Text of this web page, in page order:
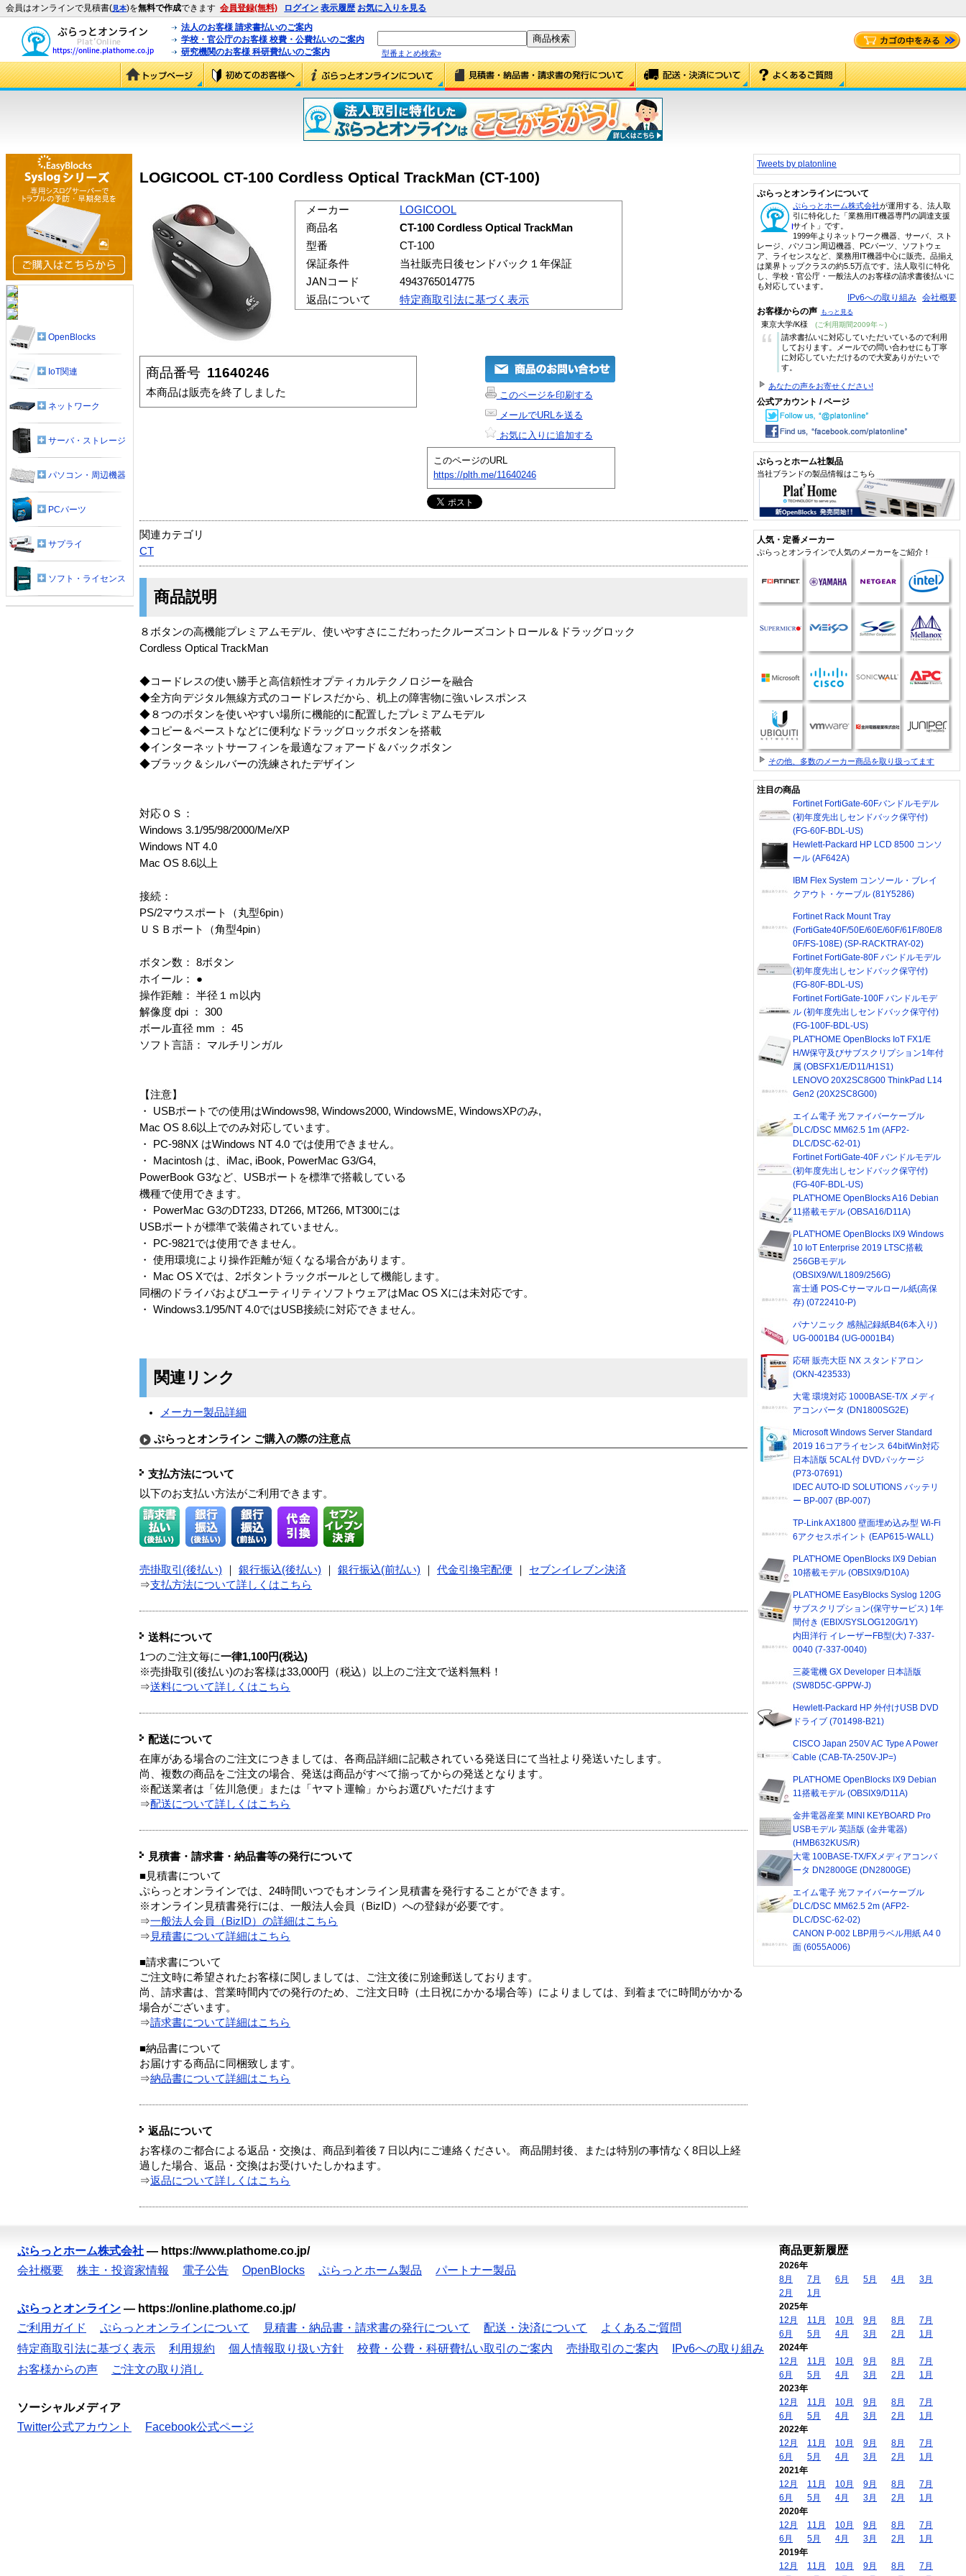
会員はオンラインで見積書(見本)を無料で作成できます 会員登録(無料) ログイン 表示履歴 お気に入りを見る
法人のお客様 請求書払いのご案内
学校・官公庁のお客様 校費・公費払いのご案内
研究機関のお客様 科研費払いのご案内
型番まとめ検索»
LOGICOOL CT-100 Cordless Optical TrackMan (CT-100)
メーカー
LOGICOOL
商品名
CT-100 Cordless Optical TrackMan
型番
CT-100
保証条件
当社販売日後センドバック１年保証
JANコード
4943765014775
返品について
特定商取引法に基づく表示
商品番号 11640246
本商品は販売を終了しました
このページを印刷する
メールでURLを送る
お気に入りに追加する
このページのURL
https://plth.me/11640246
関連カテゴリ
CT
商品説明
８ボタンの高機能プレミアムモデル、使いやすさにこだわったクルーズコントロール＆ドラッグロック
Cordless Optical TrackMan
◆コードレスの使い勝手と高信頼性オプティカルテクノロジーを融合
◆全方向デジタル無線方式のコードレスだから、机上の障害物に強いレスポンス
◆８つのボタンを使いやすい場所に機能的に配置したプレミアムモデル
◆コピー＆ペーストなどに便利なドラッグロックボタンを搭載
◆インターネットサーフィンを最適なフォアード＆バックボタン
◆ブラック＆シルバーの洗練されたデザイン
対応ＯＳ：
Windows 3.1/95/98/2000/Me/XP
Windows NT 4.0
Mac OS 8.6以上
接続：
PS/2マウスポート（丸型6pin）
ＵＳＢポート（角型4pin）
ボタン数： 8ボタン
ホイール： ●
操作距離： 半径１ｍ以内
解像度 dpi ： 300
ボール直径 mm ： 45
ソフト言語： マルチリンガル
【注意】
・ USBポートでの使用はWindows98, Windows2000, WindowsME, WindowsXPのみ,
Mac OS 8.6以上でのみ対応しています。
・ PC-98NX はWindows NT 4.0 では使用できません。
・ Macintosh は、iMac, iBook, PowerMac G3/G4,
PowerBook G3など、USBポートを標準で搭載している
機種で使用できます。
・ PowerMac G3のDT233, DT266, MT266, MT300には
USBポートが標準で装備されていません。
・ PC-9821では使用できません。
・ 使用環境により操作距離が短くなる場合があります。
・ Mac OS Xでは、2ボタントラックボールとして機能します。
同梱のドライバおよびユーティリティソフトウェアはMac OS Xには未対応です。
・ Windows3.1/95/NT 4.0ではUSB接続に対応できません。
関連リンク
メーカー製品詳細
ぷらっとオンライン ご購入の際の注意点
支払方法について
以下のお支払い方法がご利用できます。
売掛取引(後払い) 銀行振込(後払い) 銀行振込(前払い) 代金引換宅配便
セブンイレブン決済
⇒支払方法について詳しくはこちら
送料について
1つのご注文毎に一律1,100円(税込)
※売掛取引(後払い)のお客様は33,000円（税込）以上のご注文で送料無料！
⇒送料について詳しくはこちら
配送について
在庫がある場合のご注文につきましては、各商品詳細に記載されている発送日にて当社より発送いたします。
尚、複数の商品をご注文の場合、発送は商品がすべて揃ってからの発送となります。
※配送業者は「佐川急便」または「ヤマト運輸」からお選びいただけます
⇒配送について詳しくはこちら
見積書・請求書・納品書等の発行について
■見積書について
ぷらっとオンラインでは、24時間いつでもオンライン見積書を発行することができます。
※オンライン見積書発行には、一般法人会員（BizID）への登録が必要です。
⇒一般法人会員（BizID）の詳細はこちら
⇒ 見積書について詳細はこちら
■請求書について
ご注文時に希望されたお客様に関しましては、ご注文後に別途郵送しております。
尚、請求書は、営業時間内での発行のため、ご注文日時（土日祝にかかる場合等）によりましては、到着までに時間がかかる
場合がございます。
⇒請求書について詳細はこちら
■納品書について
お届けする商品に同梱致します。
⇒納品書について詳細はこちら
返品について
お客様のご都合による返品・交換は、商品到着後７日以内にご連絡ください。 商品開封後、または特別の事情なく8日以上経
過した場合、返品・交換はお受けいたしかねます。
⇒返品について詳しくはこちら
OpenBlocks
IoT関連
ネットワーク
サーバ・ストレージ
パソコン・周辺機器
PCパーツ
サプライ
ソフト・ライセンス
Tweets by platonline
ぷらっとオンラインについて
ぷらっとホーム株式会社が運用する、法人取
引に特化した「業務用IT機器専門の調達支援
サイト」です。
1999年よりネットワーク機器、サーバ、スト
レージ、パソコン周辺機器、PCパーツ、ソフトウェ
ア、ライセンスなど、業務用IT機器中心に販売。品揃え
は業界トップクラスの約5.5万点です。法人取引に特化
し、学校・官公庁・一般法人のお客様の請求書後払いに
も対応しています。
IPv6への取り組み 会社概要
お客様からの声 もっと見る
東京大学/K様 (ご利用期間2009年～)
“
請求書払いに対応していただいているので利用
しております。メールでの問い合わせにも丁寧
に対応していただけるので大変ありがたいで
す。
あなたの声をお寄せください!
公式アカウント / ページ
ぷらっとホーム社製品
当社ブランドの製品情報はこちら
人気・定番メーカー
ぷらっとオンラインで人気のメーカーをご紹介！
その他、多数のメーカー商品を取り扱ってます
注目の商品
Fortinet FortiGate-60Fバンドルモデル
(初年度先出しセンドバック保守付)
(FG-60F-BDL-US)
Hewlett-Packard HP LCD 8500 コンソ
ール (AF642A)
IBM Flex System コンソール・ブレイ
クアウト・ケーブル (81Y5286)
Fortinet Rack Mount Tray
(FortiGate40F/50E/60E/60F/61F/80E/8
0F/FS-108E) (SP-RACKTRAY-02)
Fortinet FortiGate-80F バンドルモデル
(初年度先出しセンドバック保守付)
(FG-80F-BDL-US)
Fortinet FortiGate-100F バンドルモデ
ル (初年度先出しセンドバック保守付)
(FG-100F-BDL-US)
PLAT'HOME OpenBlocks IoT FX1/E
H/W保守及びサブスクリプション1年付
属 (OBSFX1/E/D11/H1S1)
LENOVO 20X2SC8G00 ThinkPad L14
Gen2 (20X2SC8G00)
エイム電子 光ファイバーケーブル
DLC/DSC MM62.5 1m (AFP2-
DLC/DSC-62-01)
Fortinet FortiGate-40F バンドルモデル
(初年度先出しセンドバック保守付)
(FG-40F-BDL-US)
PLAT'HOME OpenBlocks A16 Debian
11搭載モデル (OBSA16/D11A)
PLAT'HOME OpenBlocks IX9 Windows
10 IoT Enterprise 2019 LTSC搭載
256GBモデル
(OBSIX9/W/L1809/256G)
富士通 POS-Cサーマルロール紙(高保
存) (0722410-P)
パナソニック 感熱記録紙B4(6本入り)
UG-0001B4 (UG-0001B4)
応研 販売大臣 NX スタンドアロン
(OKN-423533)
大電 環境対応 1000BASE-T/X メディ
アコンバータ (DN1800SG2E)
Microsoft Windows Server Standard
2019 16コアライセンス 64bitWin対応
日本語版 5CAL付 DVDパッケージ
(P73-07691)
IDEC AUTO-ID SOLUTIONS バッテリ
ー BP-007 (BP-007)
TP-Link AX1800 壁面埋め込み型 Wi-Fi
6アクセスポイント (EAP615-WALL)
PLAT'HOME OpenBlocks IX9 Debian
10搭載モデル (OBSIX9/D10A)
PLAT'HOME EasyBlocks Syslog 120G
サブスクリプション(保守サービス) 1年
間付き (EBIX/SYSLOG120G/1Y)
内田洋行 イレーザーFB型(大) 7-337-
0040 (7-337-0040)
三菱電機 GX Developer 日本語版
(SW8D5C-GPPW-J)
Hewlett-Packard HP 外付けUSB DVD
ドライブ (701498-B21)
CISCO Japan 250V AC Type A Power
Cable (CAB-TA-250V-JP=)
PLAT'HOME OpenBlocks IX9 Debian
11搭載モデル (OBSIX9/D11A)
金井電器産業 MINI KEYBOARD Pro
USBモデル 英語版 (金井電器)
(HMB632KUS/R)
大電 100BASE-TX/FXメディアコンバ
ータ DN2800GE (DN2800GE)
エイム電子 光ファイバーケーブル
DLC/DSC MM62.5 2m (AFP2-
DLC/DSC-62-02)
CANON P-002 LBP用ラベル用紙 A4 0
面 (6055A006)
ぷらっとホーム株式会社 — https://www.plathome.co.jp/
会社概要
株主・投資家情報 電子公告 OpenBlocks ぷらっとホーム製品 パートナー製品
ぷらっとオンライン — https://online.plathome.co.jp/
ご利用ガイド
ぷらっとオンラインについて 見積書・納品書・請求書の発行について 配送・決済について
よくあるご質問
特定商取引法に基づく表示
利用規約 個人情報取り扱い方針 校費・公費・科研費払い取引のご案内 売掛取引のご案内
IPv6への取り組み
お客様からの声
ご注文の取り消し
ソーシャルメディア
Twitter公式アカウント
Facebook公式ページ
商品更新履歴
2026年
8月
7月 6月 5月 4月
3月
2月
1月
2025年
12月
11月 10月 9月 8月
7月
6月
5月 4月 3月 2月
1月
2024年
12月
11月 10月 9月 8月
7月
6月
5月 4月 3月 2月
1月
2023年
12月
11月 10月 9月 8月
7月
6月
5月 4月 3月 2月
1月
2022年
12月
11月 10月 9月 8月
7月
6月
5月 4月 3月 2月
1月
2021年
12月
11月 10月 9月 8月
7月
6月
5月 4月 3月 2月
1月
2020年
12月
11月 10月 9月 8月
7月
6月
5月 4月 3月 2月
1月
2019年
12月
11月 10月 9月 8月
7月